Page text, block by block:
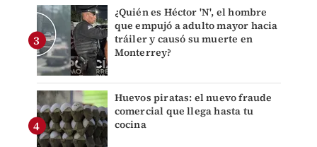
¿Quién es Héctor 'N', el hombre
que empujó a adulto mayor hacia
tráiler y causó su muerte en
Monterrey?
Huevos piratas: el nuevo fraude
comercial que llega hasta tu
cocina